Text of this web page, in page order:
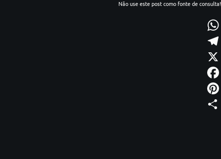
Não use este post como fonte de consulta!